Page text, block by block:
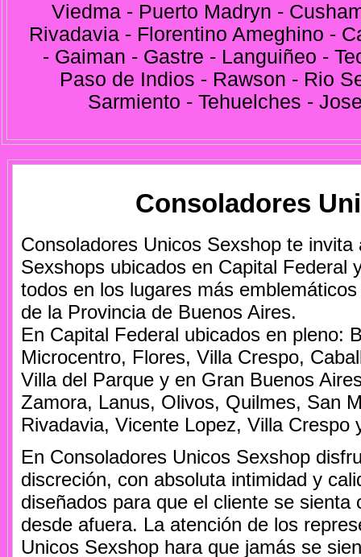
Viedma - Puerto Madryn -
Rivadavia - Florentino Ameghino -
- Gaiman - Gastre - Languiñeo -
Paso de Indios - Rawson - Rio
Sarmiento - Tehuelches -
Consoladores
Consoladores Unicos Sexshop te
Sexshops ubicados en Capital Federal
todos en los lugares más
de la Provincia de Buenos Aires.
En Capital Federal ubicados en pleno:
Microcentro, Flores, Villa Crespo,
Villa del Parque y en Gran Buenos
Zamora, Lanus, Olivos, Quilmes, San
Rivadavia, Vicente Lopez, Villa Crespo
En Consoladores Unicos Sexshop
discreción, con absoluta intimidad y
diseñados para que el cliente se
desde afuera. La atención de los
Unicos Sexshop hara que jamás se